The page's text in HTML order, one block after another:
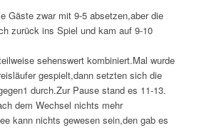
Gäste zwar mit 9-5 absetzen,aber die
zurück ins Spiel und kam auf 9-10
sehenswert kombiniert.Mal wurde
gespielt,dann setzten sich die
durch.Zur Pause stand es 11-13.
dem Wechsel nichts mehr
kann nichts gewesen sein,den gab es